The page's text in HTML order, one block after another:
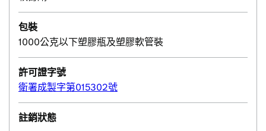
包裝
1000公克以下塑膠瓶及塑膠軟管裝
許可證字號
衛署成製字第015302號
註銷狀態